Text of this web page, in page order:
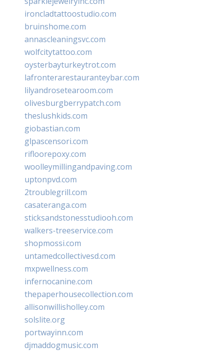
ironcladtattoostudio.com
bruinshome.com
annascleaningsvc.com
wolfcitytattoo.com
oysterbayturkeytrot.com
lafronterarestauranteybar.com
lilyandrosetearoom.com
olivesburgberrypatch.com
theslushkids.com
giobastian.com
glpascensori.com
rifloorepoxy.com
woolleymillingandpaving.com
uptonpvd.com
2troublegrill.com
casateranga.com
sticksandstonesstudiooh.com
walkers-treeservice.com
shopmossi.com
untamedcollectivesd.com
mxpwellness.com
infernocanine.com
thepaperhousecollection.com
allisonwillisholley.com
solslite.org
portwayinn.com
djmaddogmusic.com